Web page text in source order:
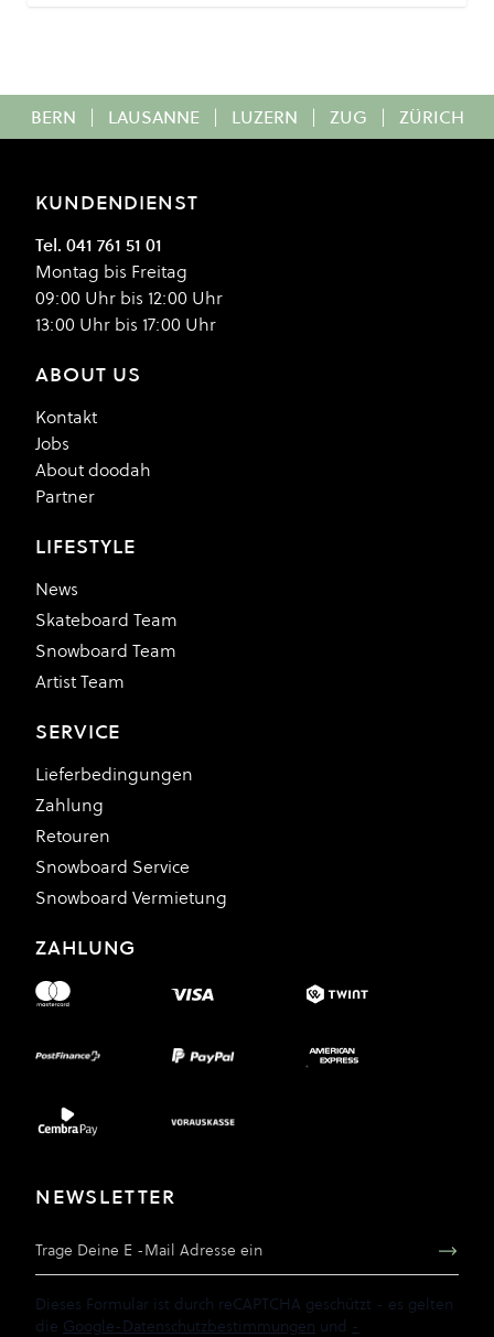
BERN | LAUSANNE | LUZERN | ZUG | ZÜRICH
KUNDENDIENST
Tel. 041 761 51 01
Montag bis Freitag
09:00 Uhr bis 12:00 Uhr
13:00 Uhr bis 17:00 Uhr
ABOUT US
Kontakt
Jobs
About doodah
Partner
LIFESTYLE
News
Skateboard Team
Snowboard Team
Artist Team
SERVICE
Lieferbedingungen
Zahlung
Retouren
Snowboard Service
Snowboard Vermietung
ZAHLUNG
NEWSLETTER
Dieses Formular ist durch reCAPTCHA geschützt - es gelten
die Google-Datenschutzbestimmungen und -